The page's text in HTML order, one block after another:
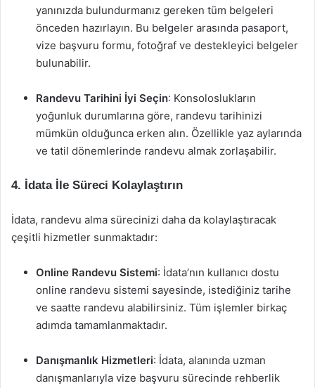
yanınızda bulundurmanız gereken tüm belgeleri
önceden hazırlayın. Bu belgeler arasında pasaport,
vize başvuru formu, fotoğraf ve destekleyici belgeler
bulunabilir.
Randevu Tarihini İyi Seçin: Konsoloslukların
yoğunluk durumlarına göre, randevu tarihinizi
mümkün olduğunca erken alın. Özellikle yaz aylarında
ve tatil dönemlerinde randevu almak zorlaşabilir.
4. İdata İle Süreci Kolaylaştırın
İdata, randevu alma sürecinizi daha da kolaylaştıracak
çeşitli hizmetler sunmaktadır:
Online Randevu Sistemi: İdata’nın kullanıcı dostu
online randevu sistemi sayesinde, istediğiniz tarihe
ve saatte randevu alabilirsiniz. Tüm işlemler birkaç
adımda tamamlanmaktadır.
Danışmanlık Hizmetleri: İdata, alanında uzman
danışmanlarıyla vize başvuru sürecinde rehberlik